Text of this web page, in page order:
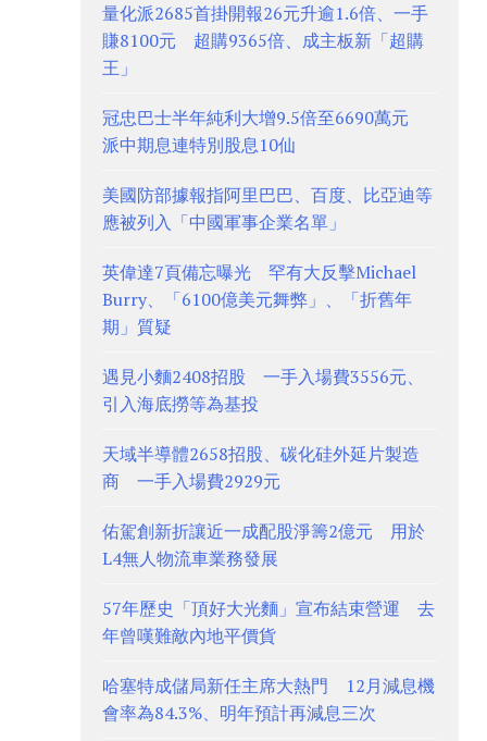
量化派2685首掛開報26元升逾1.6倍、一手
賺8100元 超購9365倍、成主板新「超購
王」
冠忠巴士半年純利大增9.5倍至6690萬元
派中期息連特別股息10仙
美國防部據報指阿里巴巴、百度、比亞迪等
應被列入「中國軍事企業名單」
英偉達7頁備忘曝光 罕有大反擊Michael
Burry、「6100億美元舞弊」、「折舊年
期」質疑
遇見小麵2408招股 一手入場費3556元、
引入海底撈等為基投
天域半導體2658招股、碳化硅外延片製造
商 一手入場費2929元
佑駕創新折讓近一成配股淨籌2億元 用於
L4無人物流車業務發展
57年歷史「頂好大光麵」宣布結束營運 去
年曾嘆難敵內地平價貨
哈塞特成儲局新任主席大熱門 12月減息機
會率為84.3%、明年預計再減息三次